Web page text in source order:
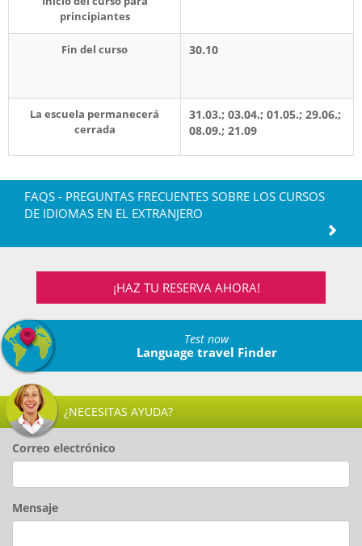
principiantes
Fin del curso 30.10
La escuela permanecerá
cerrada
31.03.; 03.04.; 01.05.; 29.06.;
08.09.; 21.09
FAQS - PREGUNTAS FRECUENTES SOBRE LOS CURSOS
DE IDIOMAS EN EL EXTRANJERO
¡HAZ TU RESERVA AHORA!
Test now
Language travel Finder
¿NECESITAS AYUDA?
Correo electrónico
Mensaje